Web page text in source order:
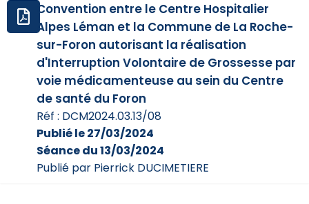
Convention entre le Centre Hospitalier
Alpes Léman et la Commune de La Roche-
sur-Foron autorisant la réalisation
d'Interruption Volontaire de Grossesse par
voie médicamenteuse au sein du Centre
de santé du Foron
Réf : DCM2024.03.13/08
Publié le 27/03/2024
Séance du 13/03/2024
Publié par Pierrick DUCIMETIERE